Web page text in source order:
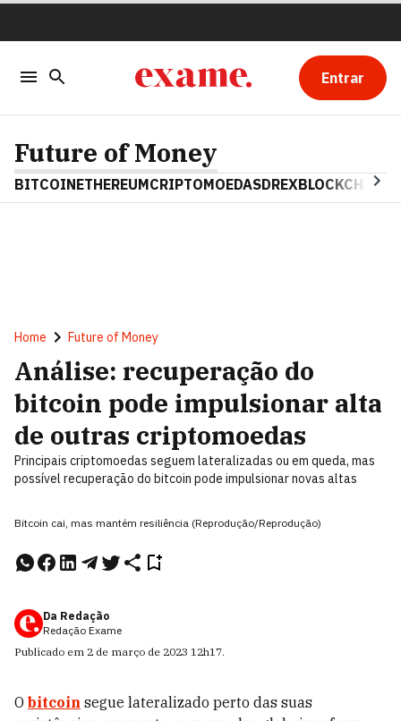
Entrar
Future of Money
BITCOINETHEREUMCRIPTOMOEDASDREXBLOCKCHAIN
Home Future of Money
Análise: recuperação do
bitcoin pode impulsionar alta
de outras criptomoedas
Principais criptomoedas seguem lateralizadas ou em queda, mas
possível recuperação do bitcoin pode impulsionar novas altas
Bitcoin cai, mas mantém resiliência (Reprodução/Reprodução)
Da Redação
Redação Exame
Publicado em 2 de março de 2023 12h17.
O bitcoin segue lateralizado perto das suas